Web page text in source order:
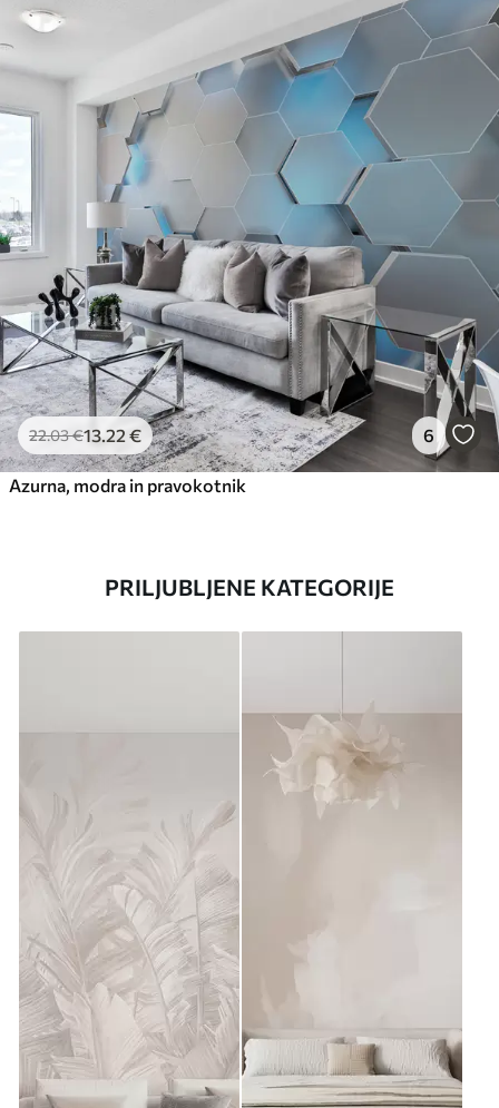
22.03€13.22 € 6
Azurna, modra in pravokotnik
PRILJUBLJENE KATEGORIJE